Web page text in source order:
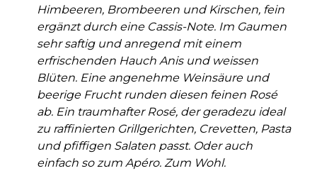
Himbeeren, Brombeeren und Kirschen, fein
ergänzt durch eine Cassis-Note. Im Gaumen
sehr saftig und anregend mit einem
erfrischenden Hauch Anis und weissen
Blüten. Eine angenehme Weinsäure und
beerige Frucht runden diesen feinen Rosé
ab. Ein traumhafter Rosé, der geradezu ideal
zu raffinierten Grillgerichten, Crevetten, Pasta
und pfiffigen Salaten passt. Oder auch
einfach so zum Apéro. Zum Wohl.